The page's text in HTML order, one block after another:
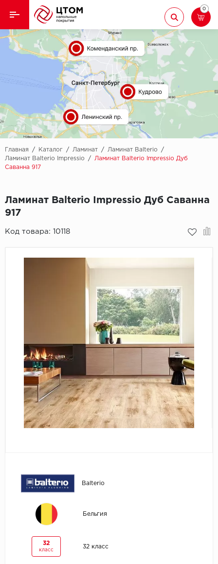
Назад
Кварцвиниловая плитка
Назад
Aberhof
Adelar
Alfa
AllureFloor
Alpine floor
Bonkeel
CorkArt Vinyl
CronaFloor
Damy Floor
Decoria
Dolce Flooring
ECO Parquet
Ламинат
Ковролин
Линолеум
Паркет
Паркетная доска
Подложка
Пробковое покрытие
0
Главная / Каталог / Ламинат / Ламинат Balterio
/
Ламинат Balterio Impressio
/
Ламинат Balterio Impressio Дуб
Саванна 917
Ламинат Balterio Impressio Дуб Саванна
917
Код товара: 10118
Balterio
Бельгия
32
класс
32 класс